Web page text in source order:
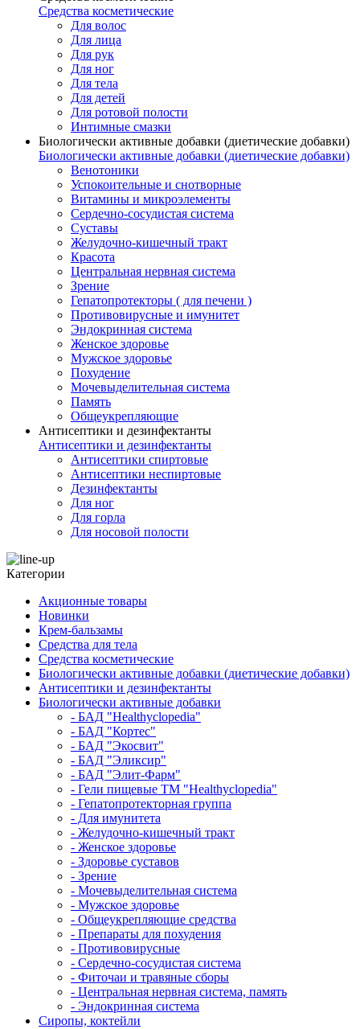
Средства косметические
Для волос
Для лица
Для рук
Для ног
Для тела
Для детей
Для ротовой полости
Интимные смазки
Биологически активные добавки (диетические добавки)
Биологически активные добавки (диетические добавки)
Венотоники
Успокоительные и снотворные
Витамины и микроэлементы
Сердечно-сосудистая система
Суставы
Желудочно-кишечный тракт
Красота
Центральная нервная система
Зрение
Гепатопротекторы ( для печени )
Противовирусные и имунитет
Эндокринная система
Женское здоровье
Мужское здоровье
Похудение
Мочевыделительная система
Память
Общеукрепляющие
Антисептики и дезинфектанты
Антисептики и дезинфектанты
Антисептики спиртовые
Антисептики неспиртовые
Дезинфектанты
Для ног
Для горла
Для носовой полости
Категории
Акционные товары
Новинки
Крем-бальзамы
Средства для тела
Средства косметические
Биологически активные добавки (диетические добавки)
Антисептики и дезинфектанты
Биологически активные добавки
- БАД "Healthyclopedia"
- БАД "Кортес"
- БАД "Экосвит"
- БАД "Эликсир"
- БАД "Элит-Фарм"
- Гели пищевые ТМ "Healthyclopedia"
- Гепатопротекторная группа
- Для имунитета
- Желудочно-кишечный тракт
- Женское здоровье
- Здоровье суставов
- Зрение
- Мочевыделительная система
- Мужское здоровье
- Общеукрепляющие средства
- Препараты для похудения
- Противовирусные
- Сердечно-сосудистая система
- Фиточаи и травяные сборы
- Центральная нервная система, память
- Эндокринная система
Сиропы, коктейли